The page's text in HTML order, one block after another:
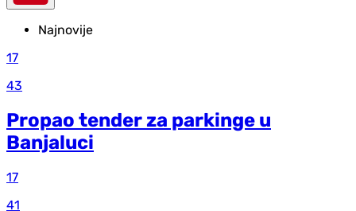
Najnovije
17
43
Propao tender za parkinge u
Banjaluci
17
41